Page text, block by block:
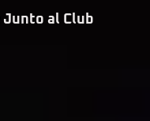
Junto al Club